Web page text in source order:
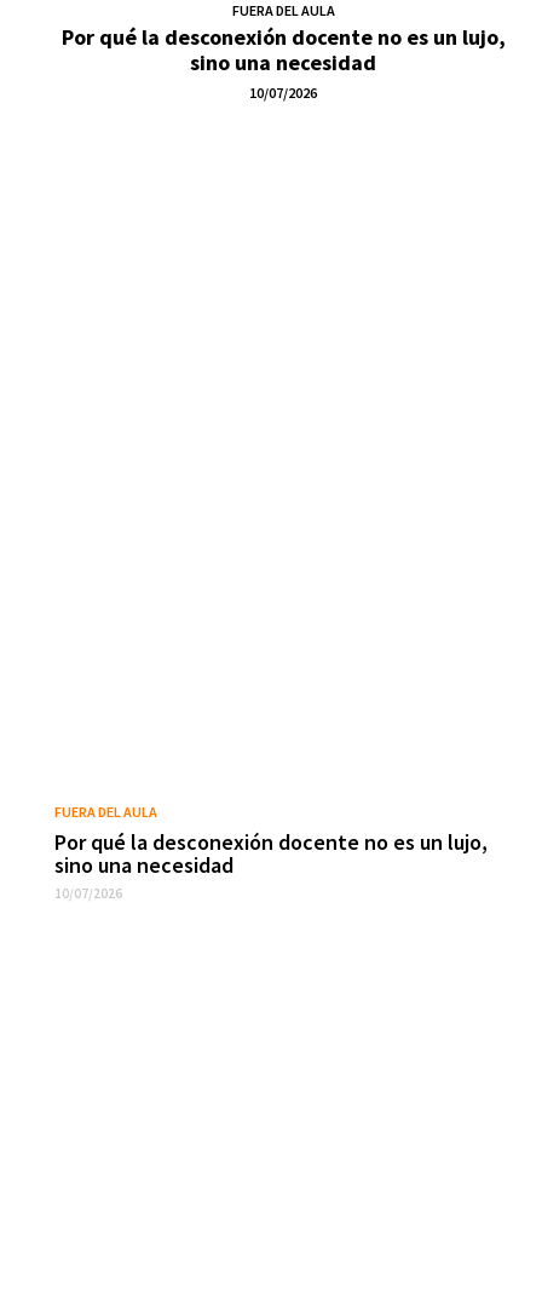
FUERA DEL AULA
Por qué la desconexión docente no es un lujo,
sino una necesidad
10/07/2026
FUERA DEL AULA
Por qué la desconexión docente no es un lujo,
sino una necesidad
10/07/2026